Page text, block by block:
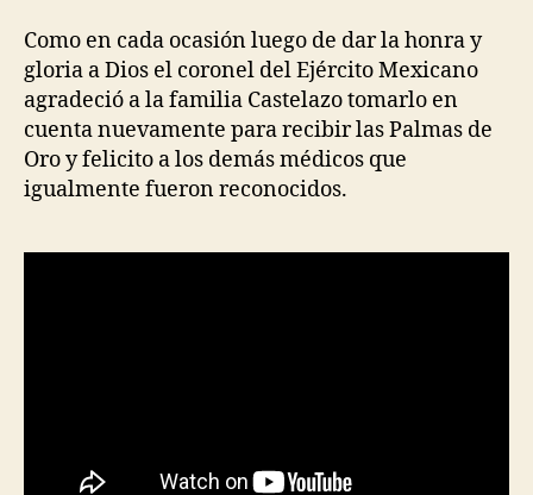
Como en cada ocasión luego de dar la honra y
gloria a Dios el coronel del ​Ej​​​ército ​M​exicano
agradeció a la familia Castelazo tomarlo en
cuenta nuevamente para recibir las Palmas de
Oro y felicito a los demás médicos que ​
igualmente ​fueron reconocidos.